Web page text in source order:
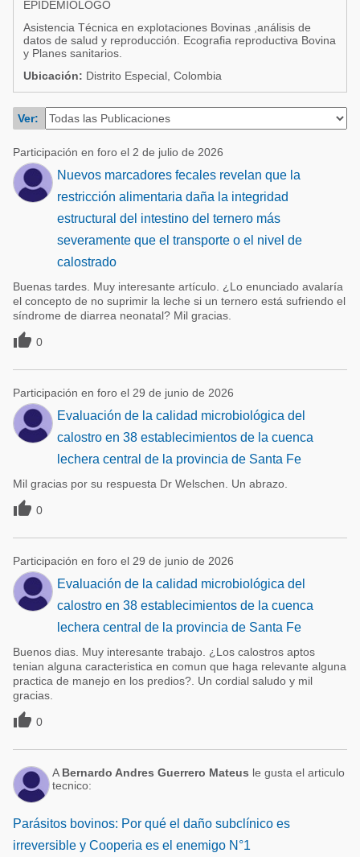
Acuacultura
Micotoxinas
Porcicultura
Lechería
Balanceados - Piensos
Micotoxinas
Avicultura
Porcicultura
Lechería
EPIDEMIOLOGO
Asistencia Técnica en explotaciones Bovinas ,análisis de
datos de salud y reproducción. Ecografia reproductiva Bovina
y Planes sanitarios.
Ubicación: Distrito Especial, Colombia
Ver:
Participación en foro el 2 de julio de 2026
Nuevos marcadores fecales revelan que la
restricción alimentaria daña la integridad
estructural del intestino del ternero más
severamente que el transporte o el nivel de
calostrado
Buenas tardes. Muy interesante artículo. ¿Lo enunciado avalaría
el concepto de no suprimir la leche si un ternero está sufriendo el
síndrome de diarrea neonatal? Mil gracias.
 0
Participación en foro el 29 de junio de 2026
Evaluación de la calidad microbiológica del
calostro en 38 establecimientos de la cuenca
lechera central de la provincia de Santa Fe
Mil gracias por su respuesta Dr Welschen. Un abrazo.
 0
Participación en foro el 29 de junio de 2026
Evaluación de la calidad microbiológica del
calostro en 38 establecimientos de la cuenca
lechera central de la provincia de Santa Fe
Buenos dias. Muy interesante trabajo. ¿Los calostros aptos
tenian alguna caracteristica en comun que haga relevante alguna
practica de manejo en los predios?. Un cordial saludo y mil
gracias.
 0
A Bernardo Andres Guerrero Mateus le gusta el articulo
tecnico:
Parásitos bovinos: Por qué el daño subclínico es
irreversible y Cooperia es el enemigo N°1